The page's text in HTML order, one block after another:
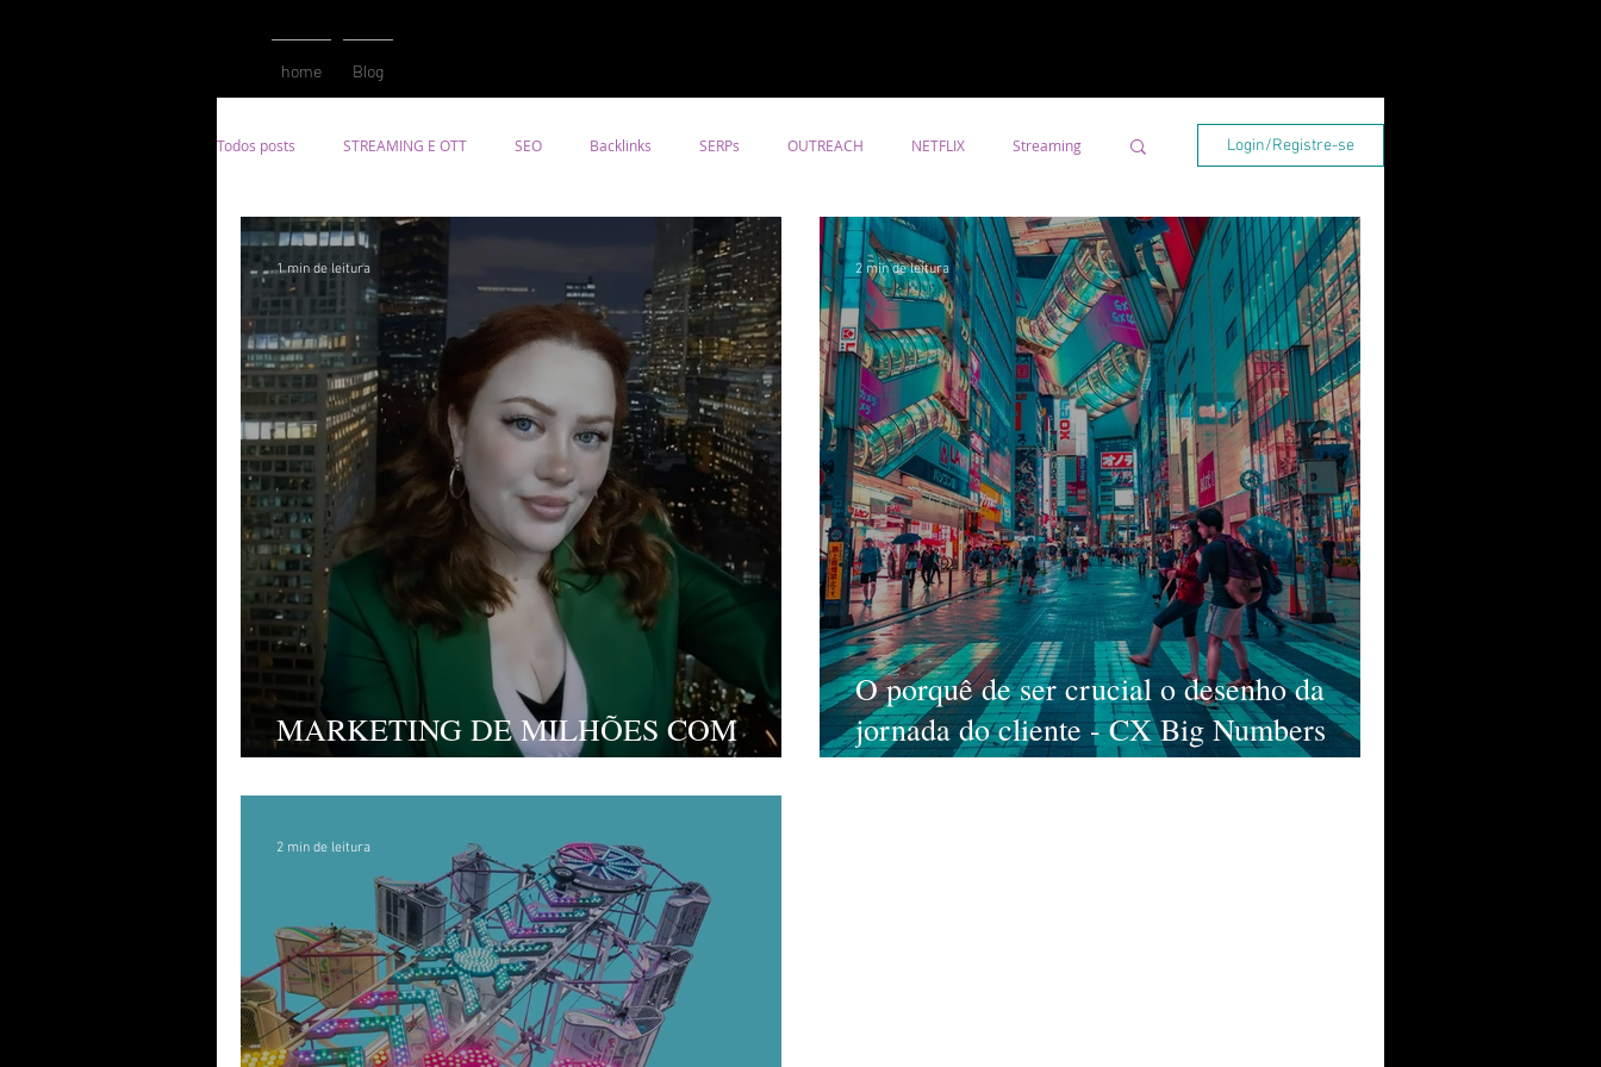
home Blog
Todos posts STREAMING E OTT SEO Backlinks SERPs OUTREACH NETFLIX Streaming
Resultados Conteúdo Turism Arquitetura UBER Tech
Tecnologia App Mobilidade Aplicativos Urbano Background Art Direction
Criação Redes Sociais Marketing Digital Negócios Inteligência Artificial Publicidade
Brand Experience CX
Login/Registre-se
MARKETING DE MILHÕES COM
ZERO BUDGET?
1 min de leitura
O porquê de ser crucial o desenho da
jornada do cliente - CX Big Numbers
inclusos
2 min de leitura
2 min de leitura